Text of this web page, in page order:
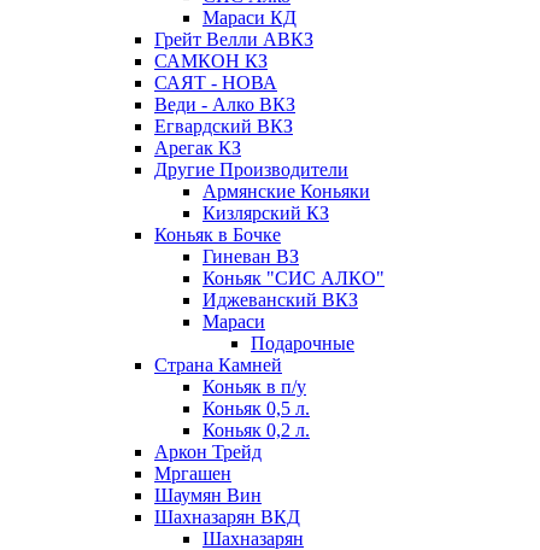
Мараси КД
Грейт Велли АВКЗ
САМКОН КЗ
САЯТ - НОВА
Веди - Алко ВКЗ
Егвардский ВКЗ
Арегак КЗ
Другие Производители
Армянские Коньяки
Кизлярский КЗ
Коньяк в Бочке
Гиневан ВЗ
Коньяк "СИС АЛКО"
Иджеванский ВКЗ
Мараси
Подарочные
Страна Камней
Коньяк в п/у
Коньяк 0,5 л.
Коньяк 0,2 л.
Аркон Трейд
Мргашен
Шаумян Вин
Шахназарян ВКД
Шахназарян